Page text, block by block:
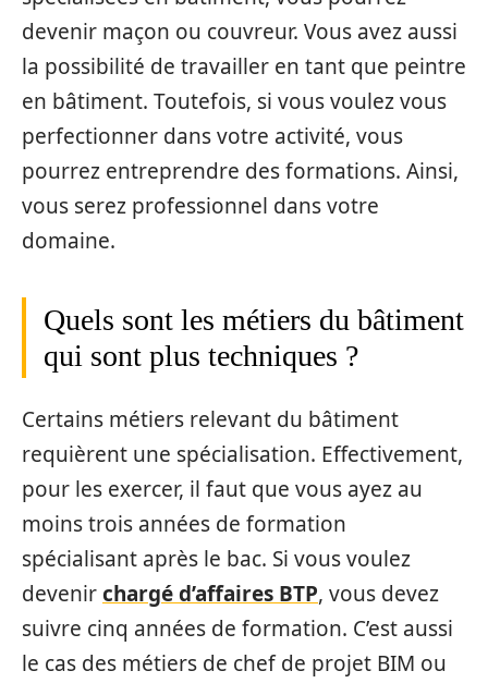
devenir maçon ou couvreur. Vous avez aussi
la possibilité de travailler en tant que peintre
en bâtiment. Toutefois, si vous voulez vous
perfectionner dans votre activité, vous
pourrez entreprendre des formations. Ainsi,
vous serez professionnel dans votre
domaine.
Quels sont les métiers du bâtiment
qui sont plus techniques ?
Certains métiers relevant du bâtiment
requièrent une spécialisation. Effectivement,
pour les exercer, il faut que vous ayez au
moins trois années de formation
spécialisant après le bac. Si vous voulez
devenirchargé d’affaires BTP, vous devez
suivre cinq années de formation. C’est aussi
le cas des métiers de chef de projet BIM ou